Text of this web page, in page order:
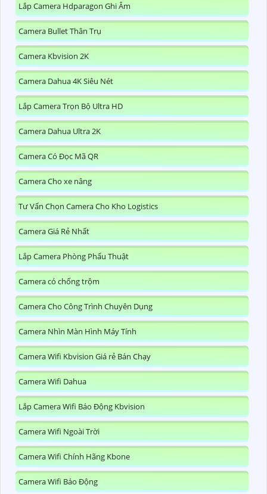
Lắp Camera Hdparagon Ghi Âm
Camera Bullet Thân Trụ
Camera Kbvision 2K
Camera Dahua 4K Siêu Nét
Lắp Camera Trọn Bộ Ultra HD
Camera Dahua Ultra 2K
Camera Có Đọc Mã QR
Camera Cho xe nâng
Tư Vấn Chọn Camera Cho Kho Logistics
Camera Giá Rẻ Nhất
Lắp Camera Phòng Phẩu Thuật
Camera có chống trộm
Camera Cho Công Trình Chuyên Dụng
Camera Nhìn Màn Hình Máy Tính
Camera Wifi Kbvision Giá rẻ Bán Chạy
Camera Wifi Dahua
Lắp Camera Wifi Báo Động Kbvision
Camera Wifi Ngoài Trời
Camera Wifi Chính Hãng Kbone
Camera Wifi Báo Động